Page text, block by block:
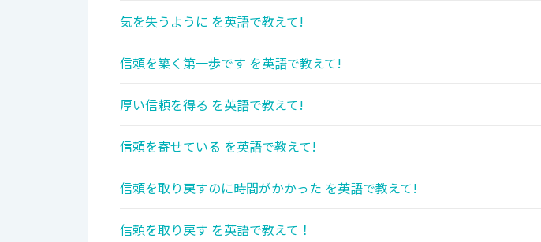
気を失うように を英語で教えて!
信頼を築く第一歩です を英語で教えて!
厚い信頼を得る を英語で教えて!
信頼を寄せている を英語で教えて!
信頼を取り戻すのに時間がかかった を英語で教えて!
信頼を取り戻す を英語で教えて！